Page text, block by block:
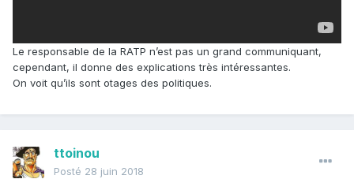
Le responsable de la RATP n’est pas un grand communiquant,
cependant, il donne des explications très intéressantes.
On voit qu’ils sont otages des politiques.
ttoinou
Posté 28 juin 2018